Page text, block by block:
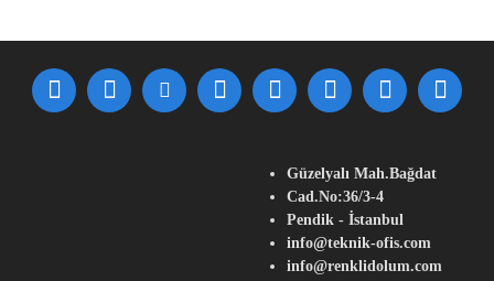
Güzelyalı Mah.Bağdat
Cad.No:36/3-4
Pendik - İstanbul
info@teknik-ofis.com
info@renklidolum.com